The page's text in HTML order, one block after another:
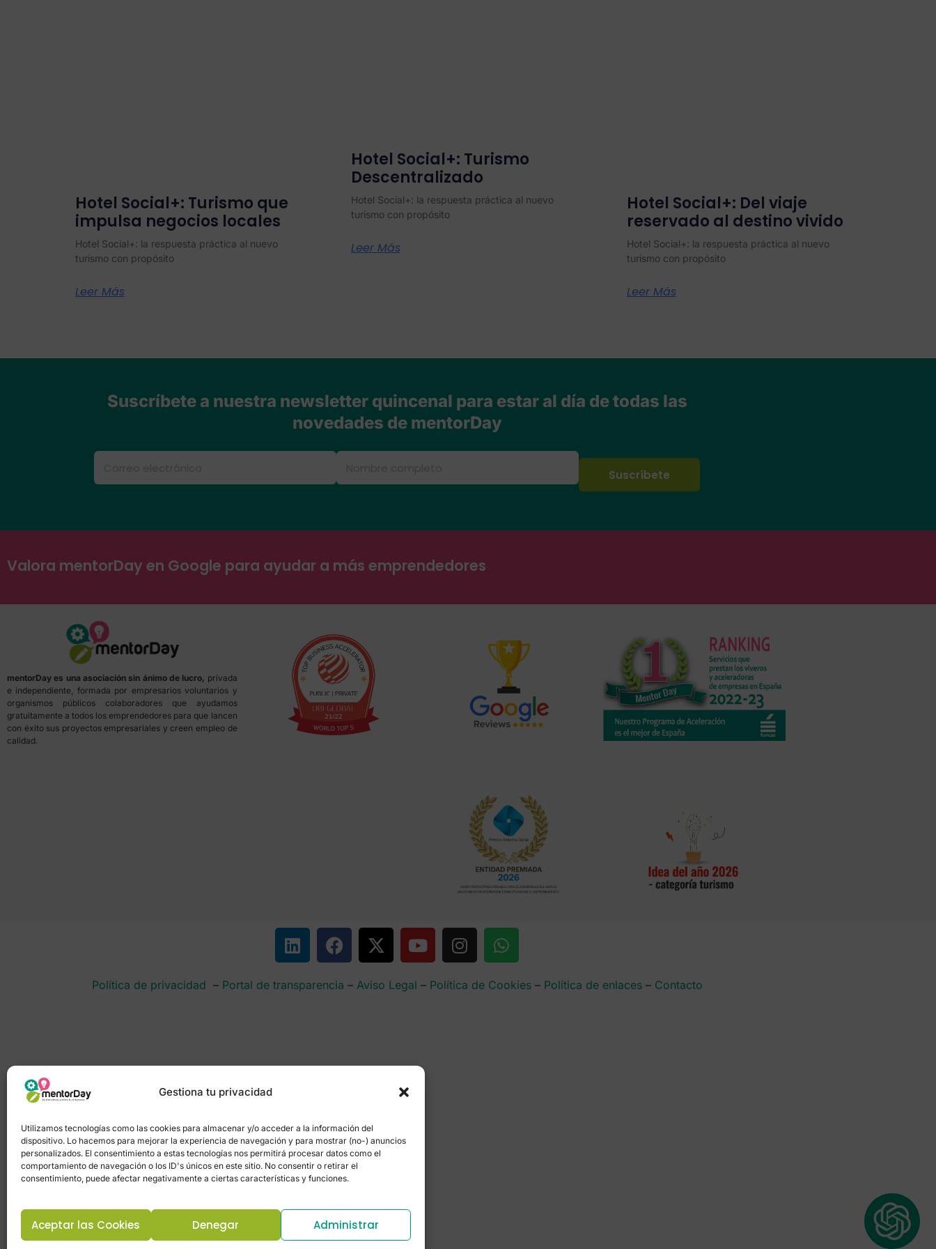
Gestiona tu privacidad
Utilizamos tecnologías como las cookies para almacenar y/o acceder a la información del
dispositivo. Lo hacemos para mejorar la experiencia de navegación y para mostrar (no-) anuncios
personalizados. El consentimiento a estas tecnologías nos permitirá procesar datos como el
comportamiento de navegación o los ID's únicos en este sitio. No consentir o retirar el
consentimiento, puede afectar negativamente a ciertas características y funciones.
Aceptar las Cookies Denegar Administrar
Hotel Social+: Turismo que
impulsa negocios locales
Hotel Social+: la respuesta práctica al nuevo
turismo con propósito
Leer Más
Hotel Social+: Turismo
Descentralizado
Hotel Social+: la respuesta práctica al nuevo
turismo con propósito
Leer Más
Hotel Social+: Del viaje
reservado al destino vivido
Hotel Social+: la respuesta práctica al nuevo
turismo con propósito
Leer Más
Suscríbete a nuestra newsletter quincenal para estar al día de todas las
novedades de mentorDay
Valora mentorDay en Google para ayudar a más emprendedores
mentorDay es una asociación sin ánimo de lucro, privada
e independiente, formada por empresarios voluntarios y
organismos públicos colaboradores que ayudamos
gratuitamente a todos los emprendedores para que lancen
con éxito sus proyectos empresariales y creen empleo de
calidad.
Política de privacidad – Portal de transparencia – Aviso Legal – Política de Cookies– Política de enlaces– Contacto